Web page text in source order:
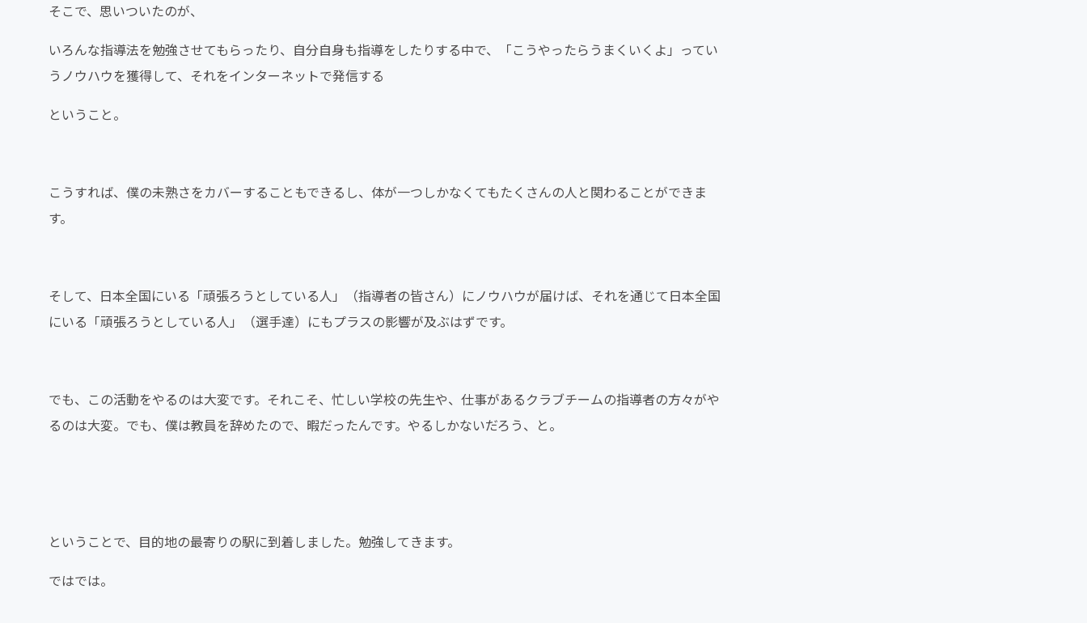
そこで、思いついたのが、
いろんな指導法を勉強させてもらったり、自分自身も指導をしたりする中で、「こうやったらうまくいくよ」ってい
うノウハウを獲得して、それをインターネットで発信する
ということ。
こうすれば、僕の未熟さをカバーすることもできるし、体が一つしかなくてもたくさんの人と関わることができま
す。
そして、日本全国にいる「頑張ろうとしている人」（指導者の皆さん）にノウハウが届けば、それを通じて日本全国
にいる「頑張ろうとしている人」（選手達）にもプラスの影響が及ぶはずです。
でも、この活動をやるのは大変です。それこそ、忙しい学校の先生や、仕事があるクラブチームの指導者の方々がや
るのは大変。でも、僕は教員を辞めたので、暇だったんです。やるしかないだろう、と。
ということで、目的地の最寄りの駅に到着しました。勉強してきます。
ではでは。